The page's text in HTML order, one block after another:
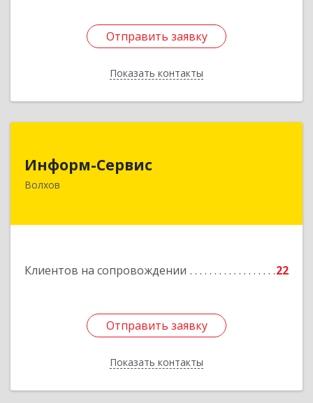
Отправить заявку
Показать контакты
Отправить заявку
Назад
Информ-Сервис
Волхов
Клиентов на сопровождении 22
Отправить заявку
Показать контакты
187400, Ленинградская обл, Волхов г,
Подробнее
Отправить заявку
Назад